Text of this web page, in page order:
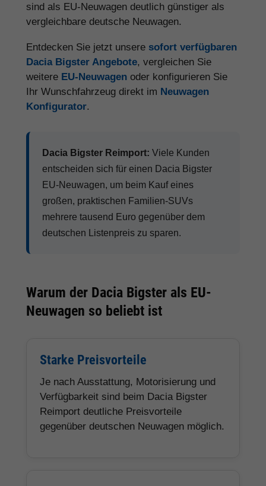
sind als EU-Neuwagen deutlich günstiger als
vergleichbare deutsche Neuwagen.
Entdecken Sie jetzt unsere sofort verfügbaren
Dacia Bigster Angebote, vergleichen Sie
weitere EU-Neuwagen oder konfigurieren Sie
Ihr Wunschfahrzeug direkt im Neuwagen
Konfigurator.
Dacia Bigster Reimport: Viele Kunden
entscheiden sich für einen Dacia Bigster
EU-Neuwagen, um beim Kauf eines
großen, praktischen Familien-SUVs
mehrere tausend Euro gegenüber dem
deutschen Listenpreis zu sparen.
Warum der Dacia Bigster als EU-
Neuwagen so beliebt ist
Starke Preisvorteile
Je nach Ausstattung, Motorisierung und
Verfügbarkeit sind beim Dacia Bigster
Reimport deutliche Preisvorteile
gegenüber deutschen Neuwagen möglich.